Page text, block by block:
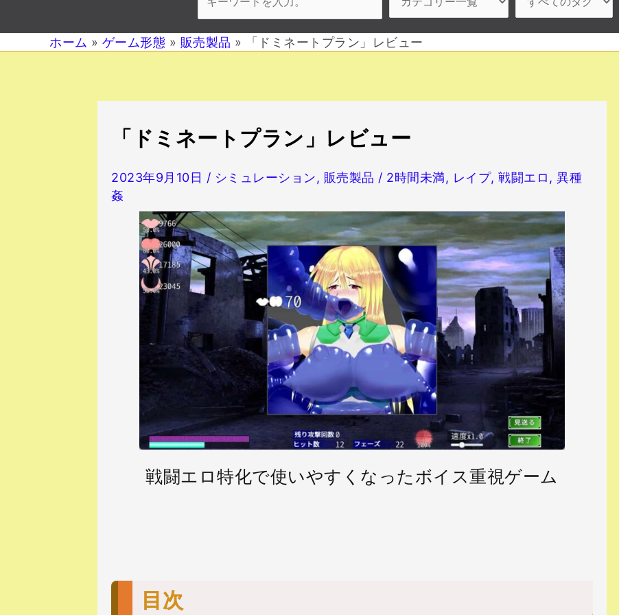
ホーム ゲーム形態 販売製品 「ドミネートプラン」レビュー
「ドミネートプラン」レビュー
2023年9月10日 / シミュレーション, 販売製品 / 2時間未満, レイプ, 戦闘エロ, 異種
姦
戦闘エロ特化で使いやすくなったボイス重視ゲーム
目次
稿
ビ
ゲ
ー
シ
ョ
ン